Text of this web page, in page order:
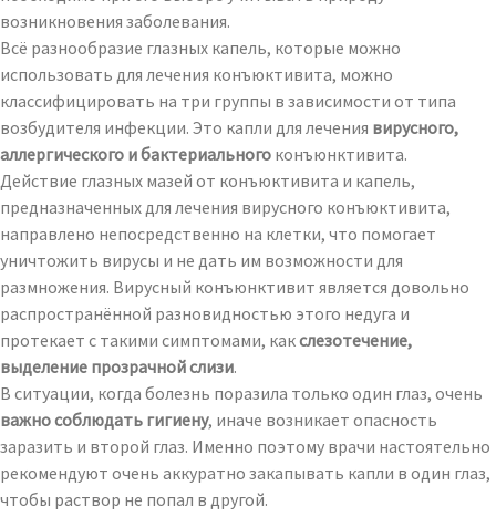
возникновения заболевания.
Всё разнообразие глазных капель, которые можно
использовать для лечения конъюктивита, можно
классифицировать на три группы в зависимости от типа
возбудителя инфекции. Это капли для лечения вирусного,
аллергического и бактериального конъюнктивита.
Действие глазных мазей от конъюктивита и капель,
предназначенных для лечения вирусного конъюктивита,
направлено непосредственно на клетки, что помогает
уничтожить вирусы и не дать им возможности для
размножения. Вирусный конъюнктивит является довольно
распространённой разновидностью этого недуга и
протекает с такими симптомами, какслезотечение,
выделение прозрачной слизи.
В ситуации, когда болезнь поразила только один глаз, очень
важно соблюдать гигиену, иначе возникает опасность
заразить и второй глаз. Именно поэтому врачи настоятельно
рекомендуют очень аккуратно закапывать капли в один глаз,
чтобы раствор не попал в другой.